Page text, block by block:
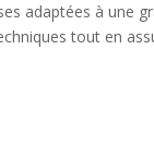
adaptées à une
tout en